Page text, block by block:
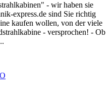
- wir haben sie
express.de sind Sie richtig
kaufen wollen, von der viele
- versprochen! - Ob